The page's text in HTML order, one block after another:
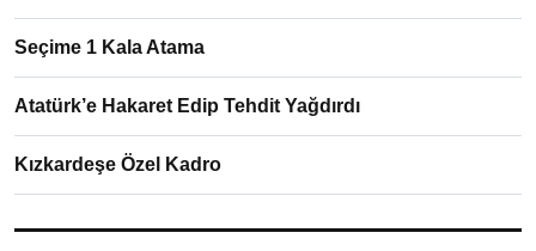
Seçime 1 Kala Atama
Atatürk’e Hakaret Edip Tehdit Yağdırdı
Kızkardeşe Özel Kadro